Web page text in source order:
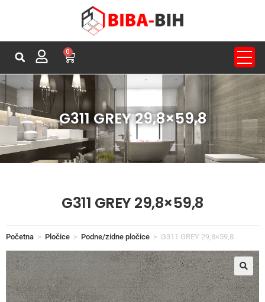
0
G311 GREY 29,8×59,8
G311 GREY 29,8×59,8
Početna > Pločice > Podne/zidne pločice > G311 GREY 29,8×59,8
🔍